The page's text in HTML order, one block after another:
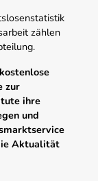
zählen
zur
ihre
und
Aktualität